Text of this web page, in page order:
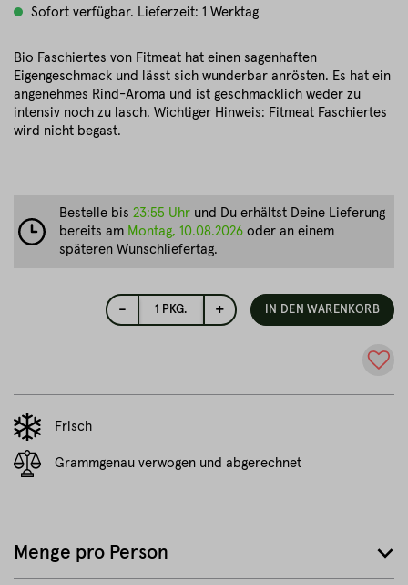
Sofort verfügbar. Lieferzeit: 1 Werktag
Bio Faschiertes von Fitmeat hat einen sagenhaften
Eigengeschmack und lässt sich wunderbar anrösten. Es hat ein
angenehmes Rind-Aroma und ist geschmacklich weder zu
intensiv noch zu lasch. Wichtiger Hinweis: Fitmeat Faschiertes
wird nicht begast.
- 1 PKG. + IN DEN WARENKORB
Frisch
Grammgenau verwogen und abgerechnet
Bestelle bis 23:55 Uhr und Du erhältst Deine Lieferung
bereits am Montag, 10.08.2026 oder an einem
späteren Wunschliefertag.
Menge pro Person